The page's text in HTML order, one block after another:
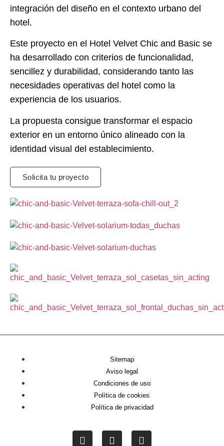
integración del diseño en el contexto urbano del
hotel.
Este proyecto en el Hotel Velvet Chic and Basic se
ha desarrollado con criterios de funcionalidad,
sencillez y durabilidad, considerando tanto las
necesidades operativas del hotel como la
experiencia de los usuarios.
La propuesta consigue transformar el espacio
exterior en un entorno único alineado con la
identidad visual del establecimiento.
Solicita tu proyecto
Sitemap
Aviso legal
Condiciones de uso
Política de cookies
Política de privacidad